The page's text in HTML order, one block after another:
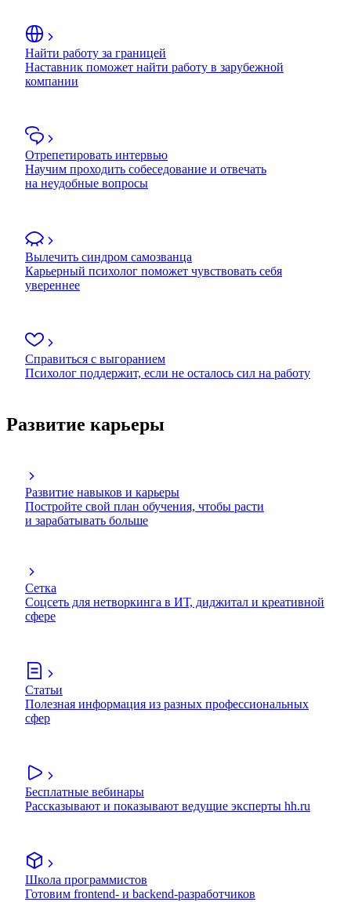
Найти работу за границей
Наставник поможет найти работу в зарубежной
компании
Отрепетировать интервью
Научим проходить собеседование и отвечать
на неудобные вопросы
Вылечить синдром самозванца
Карьерный психолог поможет чувствовать себя
увереннее
Справиться с выгоранием
Психолог поддержит, если не осталось сил на работу
Развитие карьеры
Развитие навыков и карьеры
Постройте свой план обучения, чтобы расти
и зарабатывать больше
Сетка
Соцсеть для нетворкинга в ИТ, диджитал и креативной
сфере
Статьи
Полезная информация из разных профессиональных
сфер
Бесплатные вебинары
Рассказывают и показывают ведущие эксперты hh.ru
Школа программистов
Готовим frontend- и backend-разработчиков